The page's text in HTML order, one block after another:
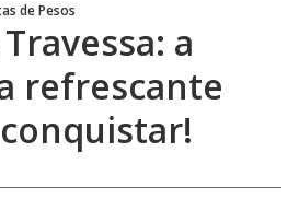
de Pesos
a
refrescante